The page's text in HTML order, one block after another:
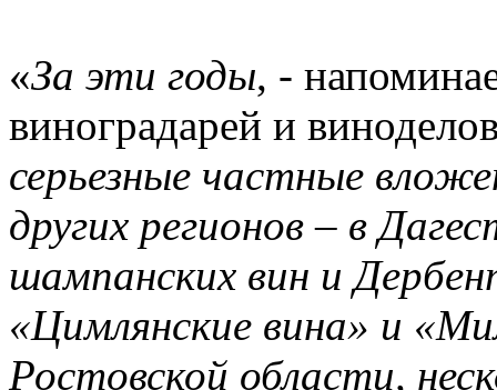
«За эти годы, -
виноградарей и
серьезные частные
других регионов – в
шампанских вин и
«Цимлянские вина» и
Ростовской области,